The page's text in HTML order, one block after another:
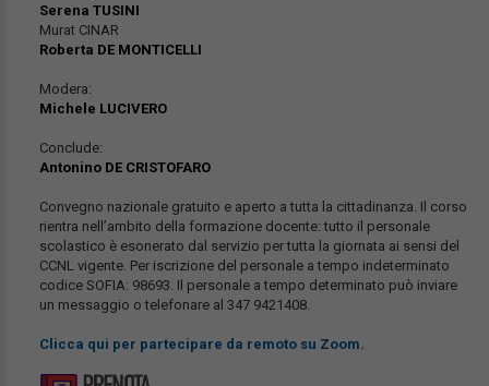
Serena TUSINI
Murat CINAR
Roberta DE MONTICELLI
Modera:
Michele LUCIVERO
Conclude:
Antonino DE CRISTOFARO
Convegno nazionale gratuito e aperto a tutta la cittadinanza. Il corso
rientra nell’ambito della formazione docente: tutto il personale
scolastico è esonerato dal servizio per tutta la giornata ai sensi del
CCNL vigente. Per iscrizione del personale a tempo indeterminato
codice SOFIA: 98693. Il personale a tempo determinato può inviare
un messaggio o telefonare al 347 9421408.
Clicca qui per partecipare da remoto su Zoom.